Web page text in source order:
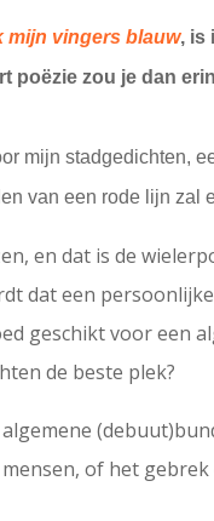
mijn vingers blauw, is
zou je dan
mijn stadgedichten,
van een rode lijn zal
en dat is de
dat een
geschikt voor een
de beste plek?
of het